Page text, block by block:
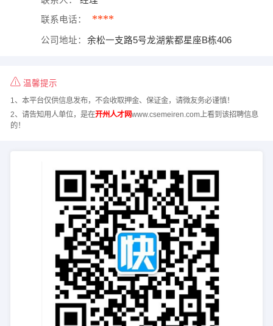
联系电话： ****
公司地址： 余松一支路5号龙湖紫都星座B栋406
温馨提示
1、本平台仅供信息发布，不会收取押金、保证金，请微友务必谨慎！
2、请告知用人单位，是在开州人才网www.csemeiren.com上看到该招聘信息
的！